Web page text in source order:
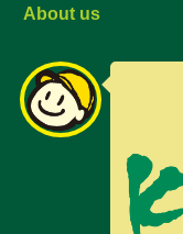
About us